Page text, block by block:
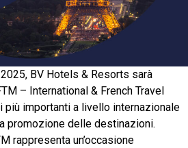
BV Hotels & Resorts sarà
– International & French Travel
più importanti a livello internazionale
promozione delle destinazioni.
rappresenta un’occasione